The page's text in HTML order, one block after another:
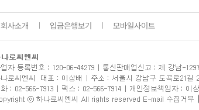
회사소개 입금은행보기 모바일사이트